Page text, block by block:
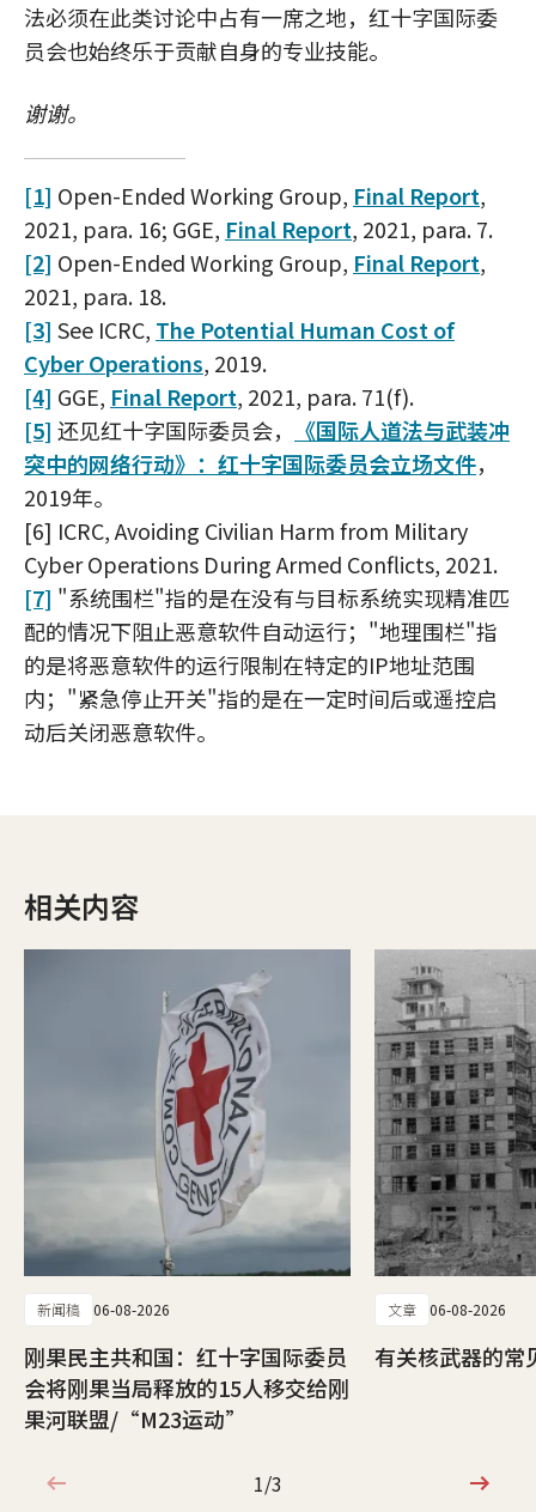
法必须在此类讨论中占有一席之地，红十字国际委
员会也始终乐于贡献自身的专业技能。
谢谢。
[1] Open-Ended Working Group, Final Report,
2021, para. 16; GGE, Final Report, 2021, para. 7.
[2] Open-Ended Working Group, Final Report,
2021, para. 18.
[3] See ICRC, The Potential Human Cost of
Cyber Operations, 2019.
[4] GGE, Final Report, 2021, para. 71(f).
[5] 还见红十字国际委员会，
《国际人道法与武装冲
突中的网络行动》：红十字国际委员会立场文件，
2019年。
[6] ICRC,Avoiding Civilian Harm from Military
Cyber Operations During Armed Conflicts, 2021.
[7] "系统围栏"指的是在没有与目标系统实现精准匹
配的情况下阻止恶意软件自动运行；"地理围栏"指
的是将恶意软件的运行限制在特定的IP地址范围
内；"紧急停止开关"指的是在一定时间后或遥控启
动后关闭恶意软件。
相关内容
新闻稿 06-08-2026
刚果民主共和国：红十字国际委员
会将刚果当局释放的15人移交给刚
果河联盟/“M23运动”
文章 06-08-2026
有关核武器的常
1/3
1/3